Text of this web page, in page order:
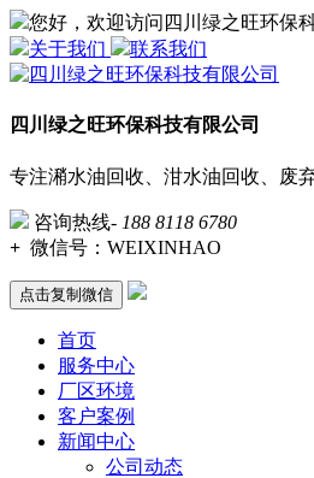
您好，欢迎访问四川绿之旺环保
关于我们
联系我们
四川绿之旺环保科技有限公司
专注潲水油回收、泔水油回收、废
咨询热线- 188 8118 6780
+ 微信号： WEIXINHAO
点击复制微信
首页
服务中心
厂区环境
客户案例
新闻中心
公司动态